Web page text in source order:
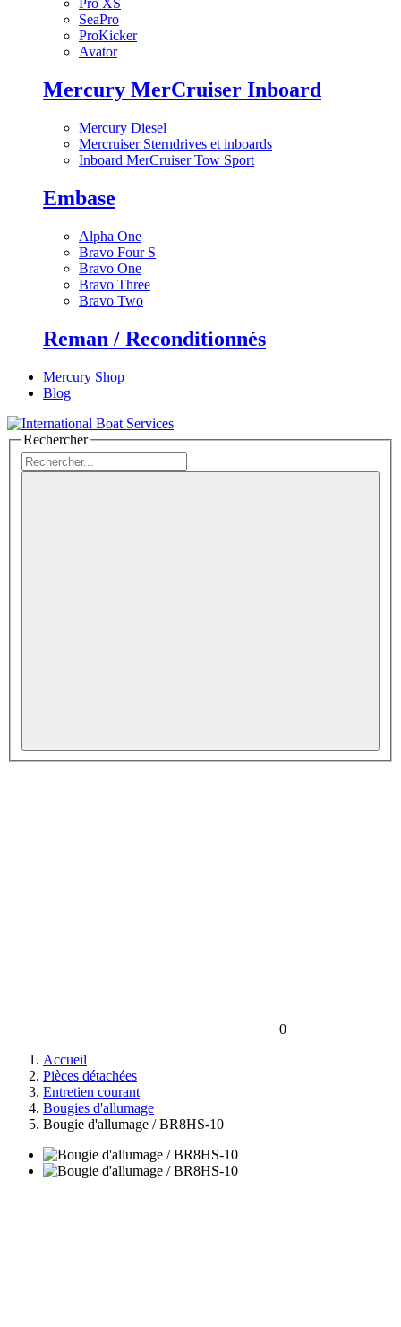
Pro XS
SeaPro
ProKicker
Avator
Mercury MerCruiser Inboard
Mercury Diesel
Mercruiser Sterndrives et inboards
Inboard MerCruiser Tow Sport
Embase
Alpha One
Bravo Four S
Bravo One
Bravo Three
Bravo Two
Reman / Reconditionnés
Mercury Shop
Blog
Rechercher
0
Accueil
Pièces détachées
Entretien courant
Bougies d'allumage
Bougie d'allumage / BR8HS-10